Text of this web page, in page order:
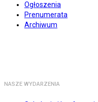
Ogłoszenia
Prenumerata
Archiwum
NASZE WYDARZENIA